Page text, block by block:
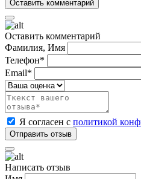
Оставить комментарий
Фамилия, Имя
Телефон*
Email*
Я согласен с политикой
Написать отзыв